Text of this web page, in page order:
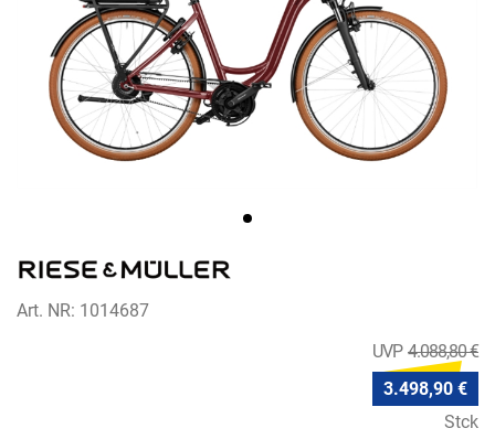
Art. NR: 1014687
4.088,80 €
3.498,90 €
Stck